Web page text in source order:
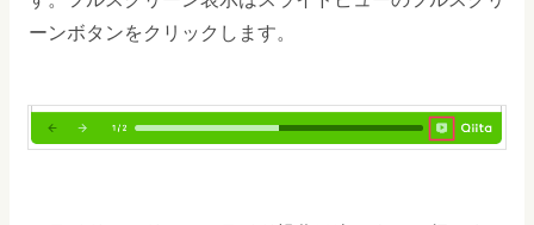
ーンボタンをクリックします。